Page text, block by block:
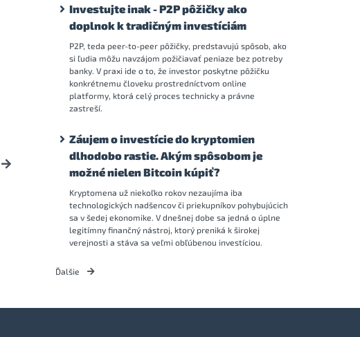
Investujte inak - P2P pôžičky ako
doplnok k tradičným investíciám
P2P, teda peer-to-peer pôžičky, predstavujú spôsob, ako
si ľudia môžu navzájom požičiavať peniaze bez potreby
banky. V praxi ide o to, že investor poskytne pôžičku
konkrétnemu človeku prostredníctvom online
platformy, ktorá celý proces technicky a právne
zastreší.
Záujem o investície do kryptomien
dlhodobo rastie. Akým spôsobom je
možné nielen Bitcoin kúpiť?
Kryptomena už niekoľko rokov nezaujíma iba
technologických nadšencov či priekupníkov pohybujúcich
sa v šedej ekonomike. V dnešnej dobe sa jedná o úplne
legitímny finančný nástroj, ktorý preniká k širokej
verejnosti a stáva sa veľmi obľúbenou investíciou.
Ďalšie